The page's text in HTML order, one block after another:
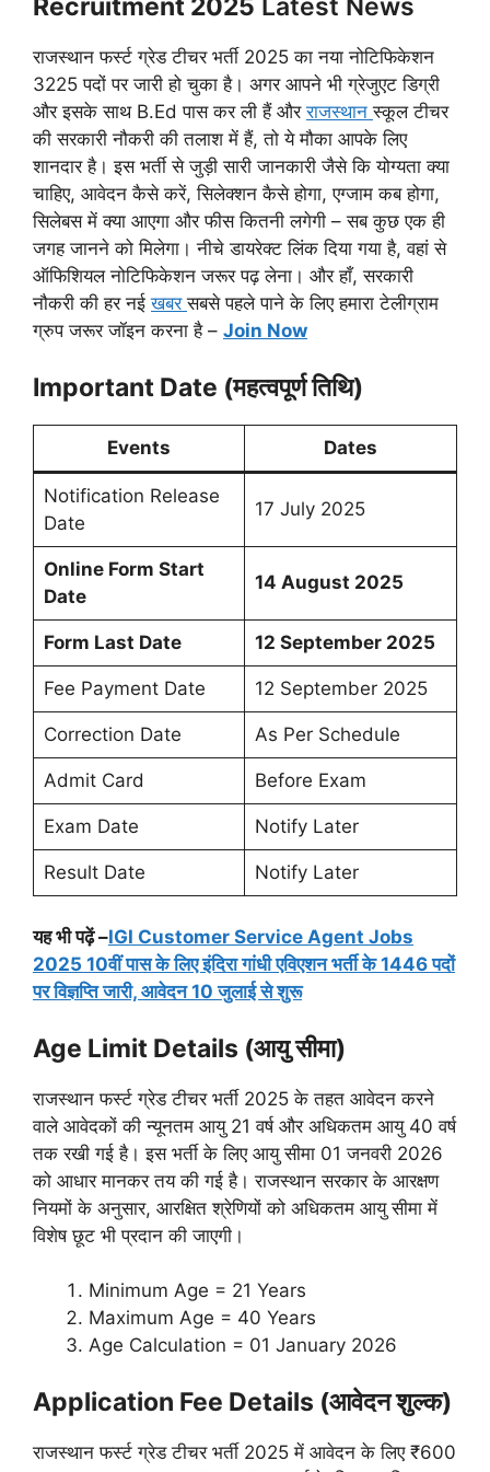
Recruitment 2025 Latest News
राजस्थान फर्स्ट ग्रेड टीचर भर्ती 2025 का नया नोटिफिकेशन
3225 पदों पर जारी हो चुका है। अगर आपने भी ग्रेजुएट डिग्री
और इसके साथ B.Ed पास कर ली हैं औरराजस्थानस्कूल टीचर
की सरकारी नौकरी की तलाश में हैं, तो ये मौका आपके लिए
शानदार है। इस भर्ती से जुड़ी सारी जानकारी जैसे कि योग्यता क्या
चाहिए, आवेदन कैसे करें, सिलेक्शन कैसे होगा, एग्जाम कब होगा,
सिलेबस में क्या आएगा और फीस कितनी लगेगी – सब कुछ एक ही
जगह जानने को मिलेगा। नीचे डायरेक्ट लिंक दिया गया है, वहां से
ऑफिशियल नोटिफिकेशन जरूर पढ़ लेना। और हाँ, सरकारी
नौकरी की हर नईखबरसबसे पहले पाने के लिए हमारा टेलीग्राम
ग्रुप जरूर जॉइन करना है – Join Now
Important Date (महत्वपूर्ण तिथि)
Events Dates
Notification Release
Date
17 July 2025
Online Form Start
Date
14 August 2025
Form Last Date 12 September 2025
Fee Payment Date 12 September 2025
Correction Date As Per Schedule
Admit Card Before Exam
Exam Date Notify Later
Result Date Notify Later
यह भी पढ़ें –IGI Customer Service Agent Jobs
2025 10वीं पास के लिए इंदिरा गांधी एविएशन भर्ती के 1446 पदों
पर विज्ञप्ति जारी, आवेदन 10 जुलाई से शुरू
Age Limit Details (आयु सीमा)
राजस्थान फर्स्ट ग्रेड टीचर भर्ती 2025 के तहत आवेदन करने
वाले आवेदकों की न्यूनतम आयु 21 वर्ष और अधिकतम आयु 40 वर्ष
तक रखी गई है। इस भर्ती के लिए आयु सीमा 01 जनवरी 2026
को आधार मानकर तय की गई है। राजस्थान सरकार के आरक्षण
नियमों के अनुसार, आरक्षित श्रेणियों को अधिकतम आयु सीमा में
विशेष छूट भी प्रदान की जाएगी।
Minimum Age = 21 Years
Maximum Age = 40 Years
Age Calculation = 01 January 2026
Application Fee Details (आवेदन शुल्क)
राजस्थान फर्स्ट ग्रेड टीचर भर्ती 2025 में आवेदन के लिए ₹600